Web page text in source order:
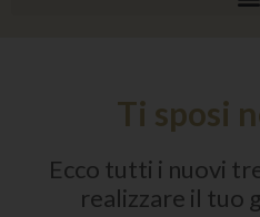
Ti sposi
Ecco tutti i nuovi
realizzare il tuo